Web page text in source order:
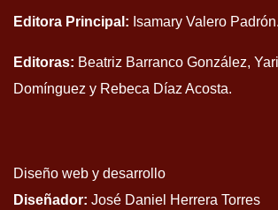
Editora Principal: Isamary Valero Padrón.
Editoras: Beatriz Barranco González,
Domínguez y Rebeca Díaz Acosta.
Diseño web y desarrollo
Diseñador: José Daniel Herrera Torres